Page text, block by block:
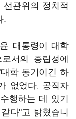
관위의 정치적
.
대통령이 대학
서의 중립성에
학 동기이긴 하
없었다. 공직자
행하는 데 있기
다"고 밝혔습니